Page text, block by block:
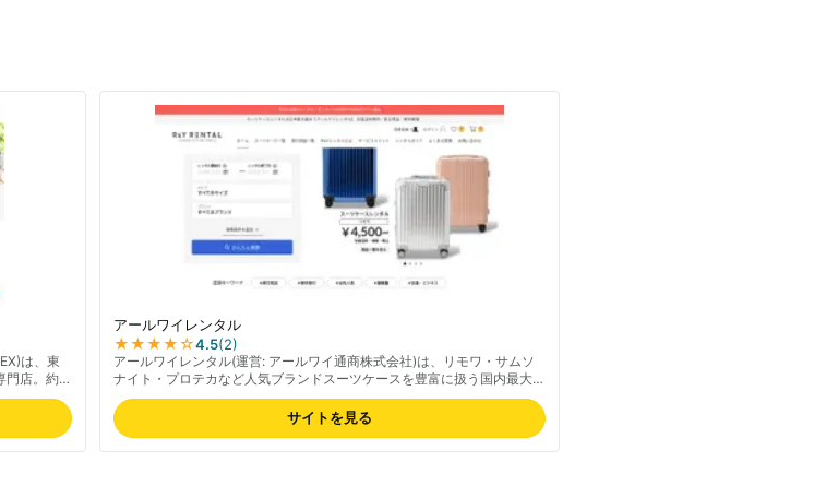
は、東
門店。約
レンズ等
テリー2
Google各
で簡単予
アールワイレンタル
★★★★☆4.5(2)
アールワイレンタル(運営: アールワイ通商株式会社)は、リモワ・サムソ
ナイト・プロテカなど人気ブランドスーツケースを豊富に扱う国内最大規
模のスーツケースレンタル。年間10万件超のレンタル実績を誇る。
JTB・近畿日本ツーリスト本部契約の安心サービス、消臭・滅菌処理で清
潔感を保ち、全品往復送料無料。最短翌日着の配送スピードと問い合わせ
対応の丁寧さもリピーターに評価される。即日発送・無償保証の安心体
サイトを見る